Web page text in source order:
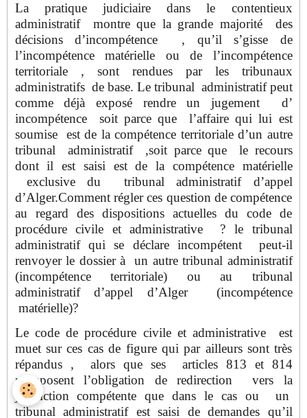
La pratique judiciaire dans le contentieux
administratif montre que la grande majorité des
décisions d’incompétence , qu’il s’gisse de
l’incompétence matérielle ou de l’incompétence
territoriale , sont rendues par les tribunaux
administratifs de base. Le tribunal administratif peut
comme déjà exposé rendre un jugement d’
incompétence soit parce que l’affaire qui lui est
soumise est de la compétence territoriale d’un autre
tribunal administratif ,soit parce que le recours
dont il est saisi est de la compétence matérielle
exclusive du tribunal administratif d’appel
d’Alger.Comment régler ces question de compétence
au regard des dispositions actuelles du code de
procédure civile et administrative ? le tribunal
administratif qui se déclare incompétent peut-il
renvoyer le dossier à un autre tribunal administratif
(incompétence territoriale) ou au tribunal
administratif d’appel d’Alger (incompétence
matérielle)?
Le code de procédure civile et administrative est
muet sur ces cas de figure qui par ailleurs sont très
répandus , alors que ses articles 813 et 814
n’imposent l’obligation de redirection vers la
juridiction compétente que dans le cas ou un
tribunal administratif est saisi de demandes qu’il